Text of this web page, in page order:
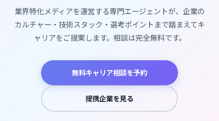
業界特化メディアを運営する専門エージェントが、企業の
カルチャー・技術スタック・選考ポイントまで踏まえてキ
ャリアをご提案します。相談は完全無料です。
無料キャリア相談を予約
提携企業を見る